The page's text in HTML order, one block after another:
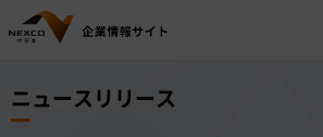
ニュースリリース